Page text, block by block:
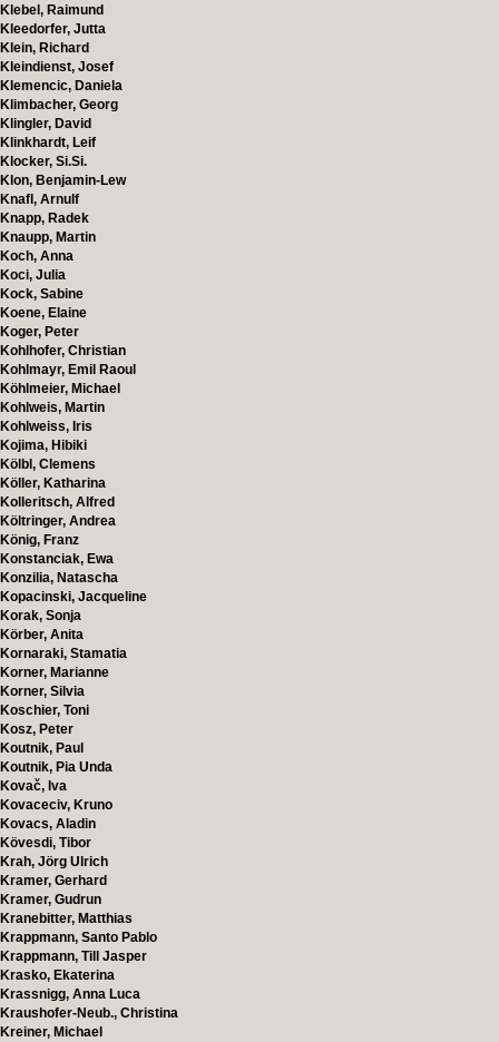
Klebel, Raimund
Kleedorfer, Jutta
Klein, Richard
Kleindienst, Josef
Klemencic, Daniela
Klimbacher, Georg
Klingler, David
Klinkhardt, Leif
Klocker, Si.Si.
Klon, Benjamin-Lew
Knafl, Arnulf
Knapp, Radek
Knaupp, Martin
Koch, Anna
Koci, Julia
Kock, Sabine
Koene, Elaine
Koger, Peter
Kohlhofer, Christian
Kohlmayr, Emil Raoul
Köhlmeier, Michael
Kohlweis, Martin
Kohlweiss, Iris
Kojima, Hibiki
Kölbl, Clemens
Köller, Katharina
Kolleritsch, Alfred
Költringer, Andrea
König, Franz
Konstanciak, Ewa
Konzilia, Natascha
Kopacinski, Jacqueline
Korak, Sonja
Körber, Anita
Kornaraki, Stamatia
Korner, Marianne
Korner, Silvia
Koschier, Toni
Kosz, Peter
Koutnik, Paul
Koutnik, Pia Unda
Kovač, Iva
Kovaceciv, Kruno
Kovacs, Aladin
Kövesdi, Tibor
Krah, Jörg Ulrich
Kramer, Gerhard
Kramer, Gudrun
Kranebitter, Matthias
Krappmann, Santo Pablo
Krappmann, Till Jasper
Krasko, Ekaterina
Krassnigg, Anna Luca
Kraushofer-Neub., Christina
Kreiner, Michael